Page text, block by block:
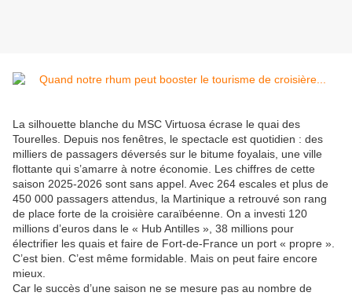
La silhouette blanche du MSC Virtuosa écrase le quai des
Tourelles. Depuis nos fenêtres, le spectacle est quotidien : des
milliers de passagers déversés sur le bitume foyalais, une ville
flottante qui s’amarre à notre économie. Les chiffres de cette
saison 2025-2026 sont sans appel. Avec 264 escales et plus de
450 000 passagers attendus, la Martinique a retrouvé son rang
de place forte de la croisière caraïbéenne. On a investi 120
millions d’euros dans le « Hub Antilles », 38 millions pour
électrifier les quais et faire de Fort-de-France un port « propre ».
C’est bien. C’est même formidable. Mais on peut faire encore
mieux.
Car le succès d’une saison ne se mesure pas au nombre de